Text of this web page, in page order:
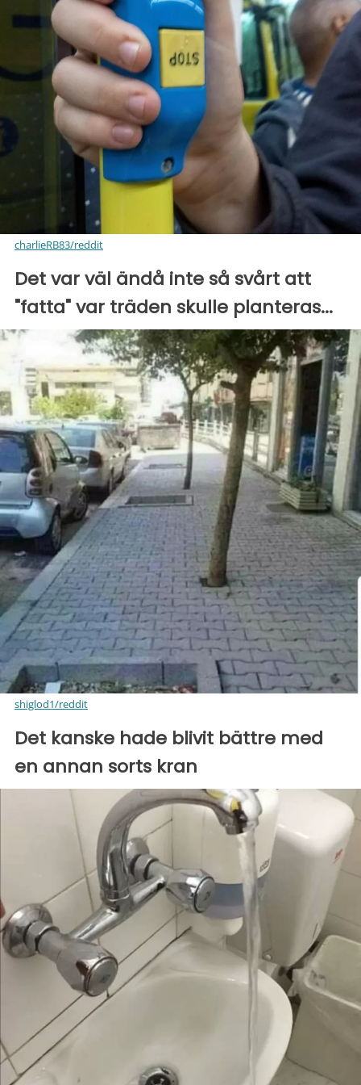
charlieRB83/reddit
Det var väl ändå inte så svårt att
"fatta" var träden skulle planteras...
shiglod1/reddit
Det kanske hade blivit bättre med
en annan sorts kran